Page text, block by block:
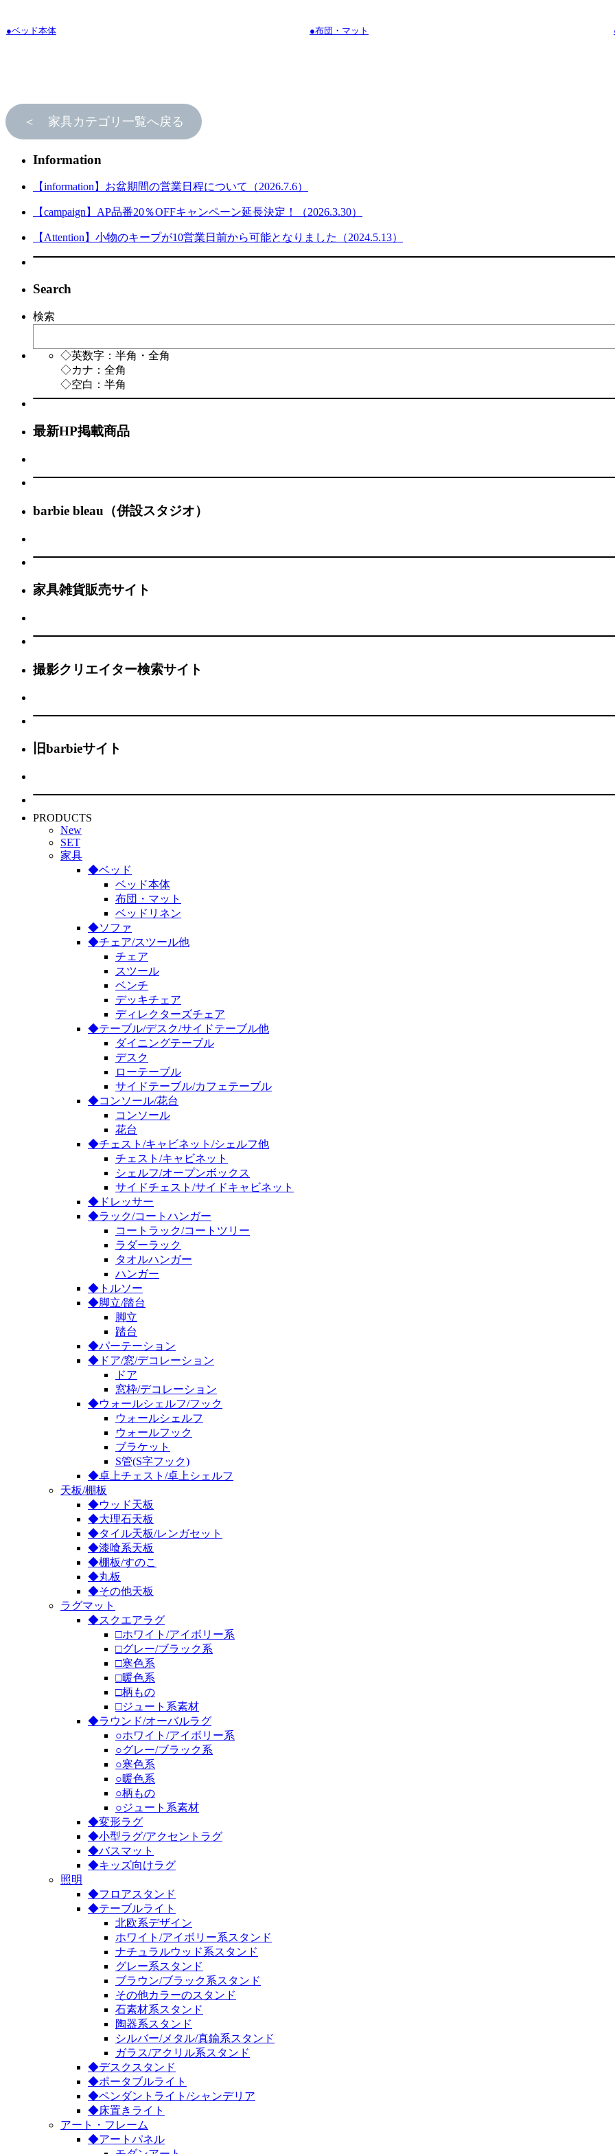
●ベッド本体 ●布団・マット
＜ 家具カテゴリ一覧へ戻る
Information
【information】お盆期間の営業日程について（2026.7.6）
【campaign】AP品番20％OFFキャンペーン延長決定！（2026.3.30）
【Attention】小物のキープが10営業日前から可能となりました（2024.5.13）
Search
検索
◇英数字：半角・全角
◇カナ：全角
◇空白：半角
最新HP掲載商品
barbie bleau（併設スタジオ）
家具雑貨販売サイト
撮影クリエイター検索サイト
旧barbieサイト
PRODUCTS
New
SET
家具
◆ベッド
ベッド本体
布団・マット
ベッドリネン
◆ソファ
◆チェア/スツール他
チェア
スツール
ベンチ
デッキチェア
ディレクターズチェア
◆テーブル/デスク/サイドテーブル他
ダイニングテーブル
デスク
ローテーブル
サイドテーブル/カフェテーブル
◆コンソール/花台
コンソール
花台
◆チェスト/キャビネット/シェルフ他
チェスト/キャビネット
シェルフ/オープンボックス
サイドチェスト/サイドキャビネット
◆ドレッサー
◆ラック/コートハンガー
コートラック/コートツリー
ラダーラック
タオルハンガー
ハンガー
◆トルソー
◆脚立/踏台
脚立
踏台
◆パーテーション
◆ドア/窓/デコレーション
ドア
窓枠/デコレーション
◆ウォールシェルフ/フック
ウォールシェルフ
ウォールフック
ブラケット
S管(S字フック)
◆卓上チェスト/卓上シェルフ
天板/棚板
◆ウッド天板
◆大理石天板
◆タイル天板/レンガセット
◆漆喰系天板
◆棚板/すのこ
◆丸板
◆その他天板
ラグマット
◆スクエアラグ
□ホワイト/アイボリー系
□グレー/ブラック系
□寒色系
□暖色系
□柄もの
□ジュート系素材
◆ラウンド/オーバルラグ
○ホワイト/アイボリー系
○グレー/ブラック系
○寒色系
○暖色系
○柄もの
○ジュート系素材
◆変形ラグ
◆小型ラグ/アクセントラグ
◆バスマット
◆キッズ向けラグ
照明
◆フロアスタンド
◆テーブルライト
北欧系デザイン
ホワイト/アイボリー系スタンド
ナチュラルウッド系スタンド
グレー系スタンド
ブラウン/ブラック系スタンド
その他カラーのスタンド
石素材系スタンド
陶器系スタンド
シルバー/メタル/真鍮系スタンド
ガラス/アクリル系スタンド
◆デスクスタンド
◆ポータブルライト
◆ペンダントライト/シャンデリア
◆床置きライト
アート・フレーム
◆アートパネル